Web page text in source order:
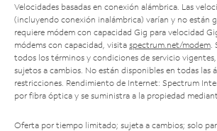
Velocidades basadas en conexión alámbrica. Las
(incluyendo conexión inalámbrica) varían y no están
requiere módem con capacidad Gig para velocidad
módems con capacidad, visita spectrum.net/modem
todos los términos y condiciones de servicio vigentes,
sujetos a cambios. No están disponibles en todas las
restricciones. Rendimiento de Internet: Spectrum
por fibra óptica y se suministra a la propiedad
Oferta por tiempo limitado; sujeta a cambios; solo